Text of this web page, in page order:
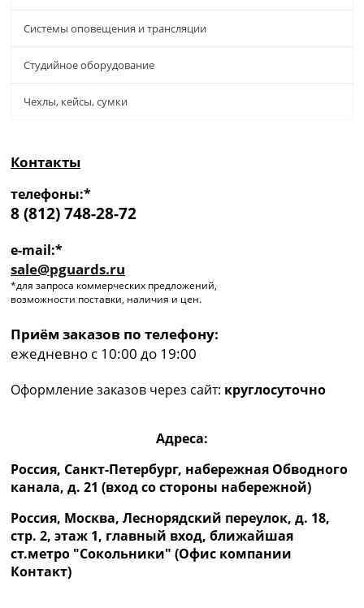
Системы оповещения и трансляции
Студийное оборудование
Чехлы, кейсы, сумки
Контакты
телефоны:*
8 (812) 748-28-72
e-mail:*
sale@pguards.ru
*для запроса коммерческих предложений,
возможности поставки, наличия и цен.
Приём заказов по телефону:
ежедневно с 10:00 до 19:00
Оформление заказов через сайт: круглосуточно
Адреса:
Россия, Санкт-Петербург, набережная Обводного
канала, д. 21 (вход со стороны набережной)
Россия, Москва, Леснорядский переулок, д. 18,
стр. 2, этаж 1, главный вход, ближайшая
ст.метро "Сокольники" (Офис компании
Контакт)